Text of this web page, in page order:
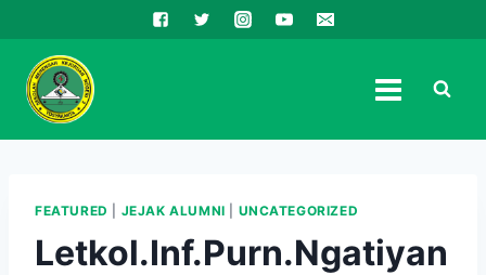
to
content
FEATURED JEJAK ALUMNI UNCATEGORIZED
Letkol.Inf.Purn.Ngatiyan